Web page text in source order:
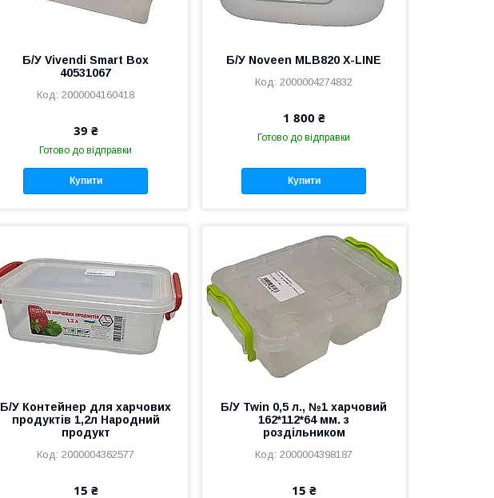
Б/У Vivendi Smart Box
40531067
2000004160418
39 ₴
Готово до відправки
Купити
Б/У Noveen MLB820 X-LINE
2000004274832
1 800 ₴
Готово до відправки
Купити
Б/У Контейнер для харчових
продуктів 1,2л Народний
продукт
2000004362577
15 ₴
Б/У Twin 0,5 л., №1 харчовий
162*112*64 мм. з
роздільником
2000004398187
15 ₴